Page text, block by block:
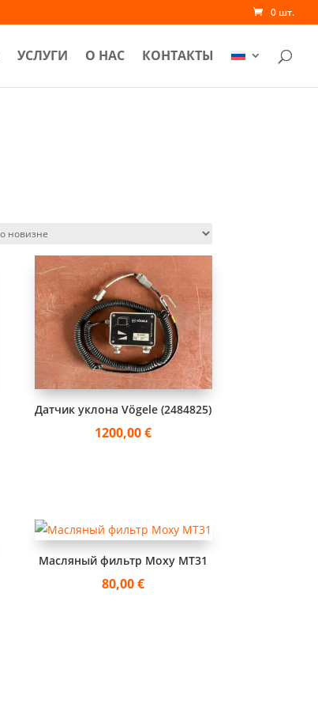
0 шт.
УСЛУГИ О НАС КОНТАКТЫ
Датчик уклона Vögele (2484825)
1200,00€
Масляный фильтр Moxy MT31
80,00€